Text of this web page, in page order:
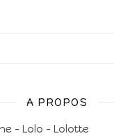
A PROPOS
– Lolo – Lolotte